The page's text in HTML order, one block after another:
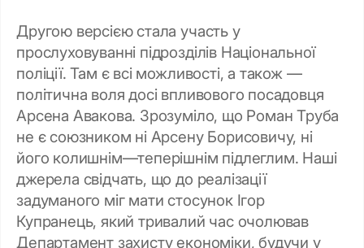
Другою версією стала участь у
прослуховуванні підрозділів Національної
поліції. Там є всі можливості, а також —
політична воля досі впливового посадовця
Арсена Авакова. Зрозуміло, що Роман Труба
не є союзником ні Арсену Борисовичу, ні
його колишнім—теперішнім підлеглим. Наші
джерела свідчать, що до реалізації
задуманого міг мати стосунок Ігор
Купранець, який тривалий час очолював
Департамент захисту економіки, будучи у